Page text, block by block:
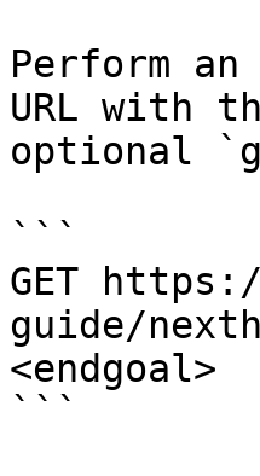
Perform
URL with
optional
```
GET
guide/
<endgoal>
```